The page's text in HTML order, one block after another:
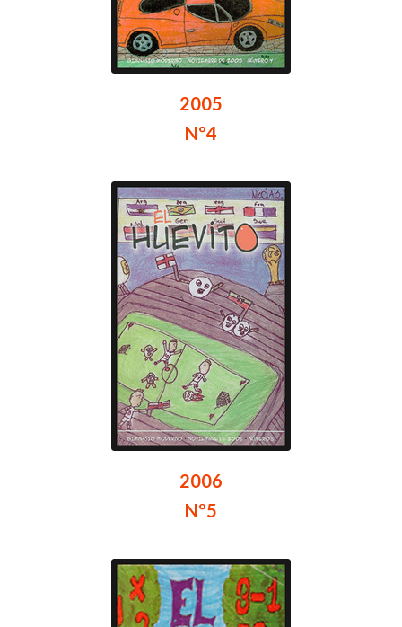
2005
Nº4
2006
Nº5